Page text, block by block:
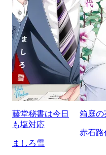
藤堂秘書は今日
も塩対応
ましろ雪
箱庭の
赤石路